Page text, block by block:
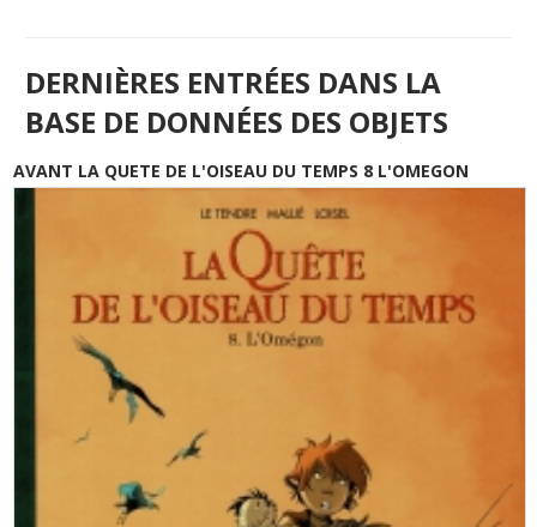
DERNIÈRES ENTRÉES DANS LA
BASE DE DONNÉES DES OBJETS
AVANT LA QUETE DE L'OISEAU DU TEMPS 8 L'OMEGON